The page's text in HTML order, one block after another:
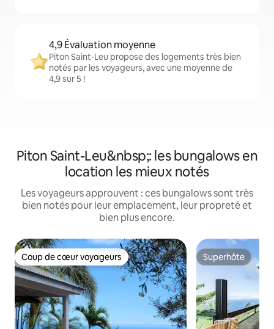
4,9 Évaluation moyenne
Piton Saint-Leu propose des logements très bien
notés par les voyageurs, avec une moyenne de
4,9 sur 5 !
Piton Saint-Leu&nbsp;: les bungalows en
location les mieux notés
Les voyageurs approuvent : ces bungalows sont très
bien notés pour leur emplacement, leur propreté et
bien plus encore.
Coup de cœur voyageurs
Coup de cœur voyageurs Superhôte
Superhôte